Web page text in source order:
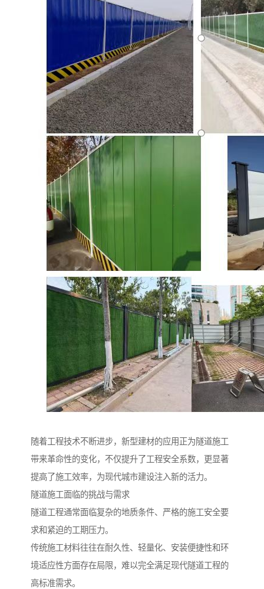
随着工程技术不断进步，新型建材的应用正为隧道施工
带来革命性的变化，不仅提升了工程安全系数，更显著
提高了施工效率，为现代城市建设注入新的活力。
隧道施工面临的挑战与需求
隧道工程通常面临复杂的地质条件、严格的施工安全要
求和紧迫的工期压力。
传统施工材料往往在耐久性、轻量化、安装便捷性和环
境适应性方面存在局限，难以完全满足现代隧道工程的
高标准需求。